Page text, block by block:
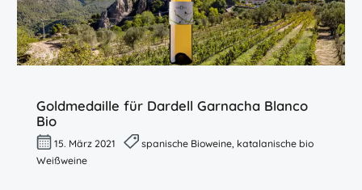
Goldmedaille für Dardell Garnacha Blanco
Bio
15. März 2021
spanische Bioweine, katalanische bio
Weißweine